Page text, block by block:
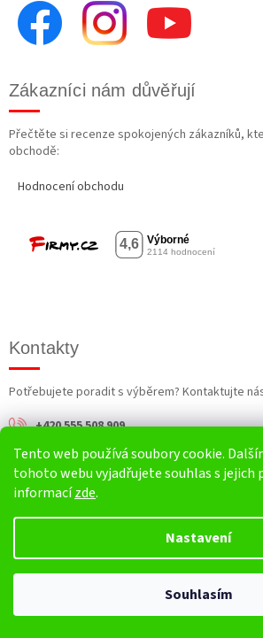
Tento web používá soubory cookie.
tohoto webu vyjadřujete souhlas s jejich
informacízde.
Nastavení
Souhlasím
Zákazníci nám důvěřují
Přečtěte si recenze spokojených zákazníků,
obchodě:
Hodnocení obchodu
Kontakty
Potřebujete poradit s výběrem? Kontaktujte
+420 555 508 909
info@harv.cz
HARV.cz. Všechna